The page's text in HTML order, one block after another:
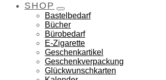
SHOP
Bastelbedarf
Bücher
Bürobedarf
E-Zigarette
Geschenkartikel
Geschenkverpackung
Glückwunschkarten